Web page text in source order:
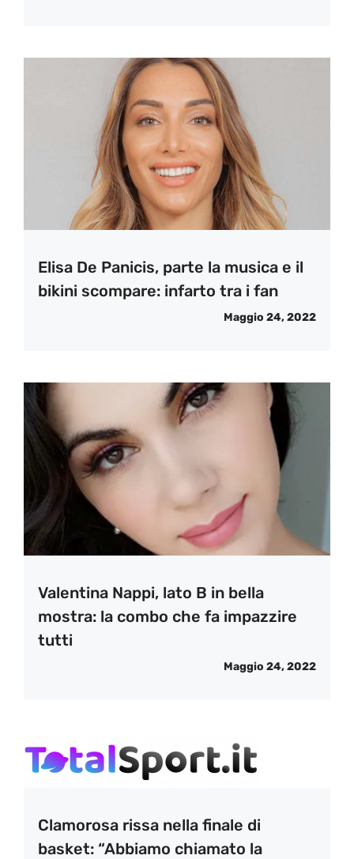
Elisa De Panicis, parte la musica e il
bikini scompare: infarto tra i fan
Maggio 24, 2022
Valentina Nappi, lato B in bella
mostra: la combo che fa impazzire
tutti
Maggio 24, 2022
Clamorosa rissa nella finale di
basket: “Abbiamo chiamato la